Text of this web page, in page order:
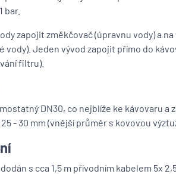
bar.
zapojit změkčovač (úpravnu vody) a
vody). Jeden vývod zapojit přímo do
filtru).
DN30, co nejblíže ke kávovaru
- 30 mm (vnější průměr s kovovou
s cca 1,5 m přívodním kabelem 5x